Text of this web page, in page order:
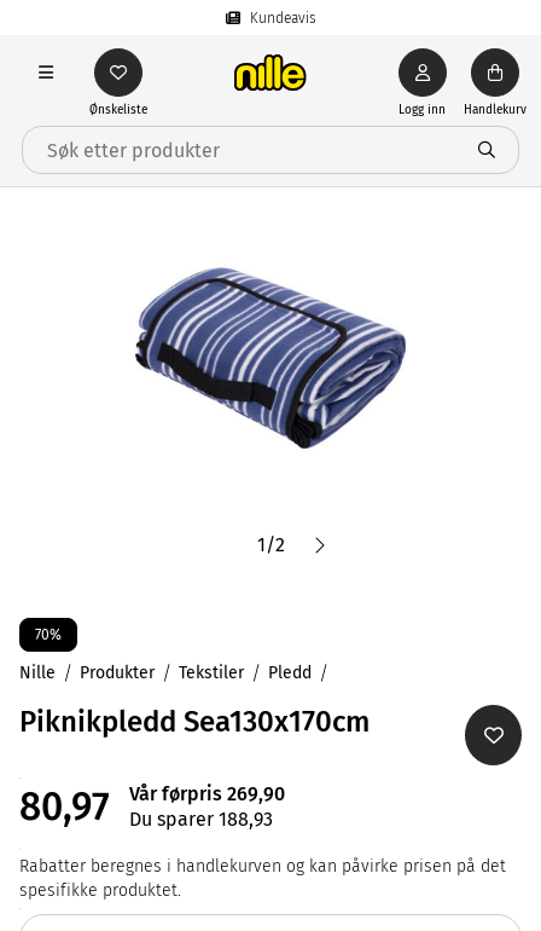
Kundeavis
Ønskeliste Logg inn Handlekurv
1/2
70%
Nille Produkter Tekstiler Pledd
Piknikpledd Sea130x170cm
80,97
Vår førpris 269,90
Du sparer 188,93
Rabatter beregnes i handlekurven og kan påvirke prisen på det
spesifikke produktet.